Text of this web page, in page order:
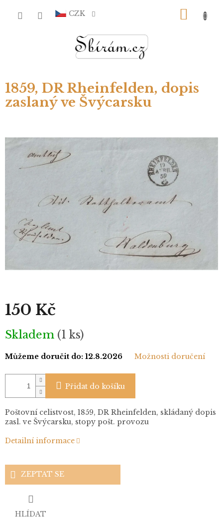
CZK
1859, DR Rheinfelden, dopis
zaslaný ve Švýcarsku
150 Kč
Měrná
cena:
Skladem (1 ks)
Můžeme doručit do: 12.8.2026 Možnosti doručení
Přidat do košíku
Poštovní celistvost, 1859, DR Rheinfelden, skládaný dopis
zasl. ve Švýcarsku, stopy pošt. provozu
Detailní informace
ZEPTAT SE
HLÍDAT